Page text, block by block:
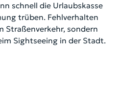
schnell die Urlaubskasse
trüben. Fehlverhalten
Straßenverkehr, sondern
Sightseeing in der Stadt.